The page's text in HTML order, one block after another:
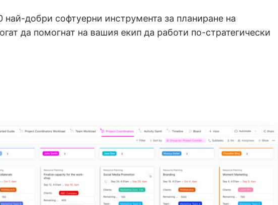
най-добри софтуерни инструмента за планиране на
да помогнат на вашия екип да работи по-стратегически